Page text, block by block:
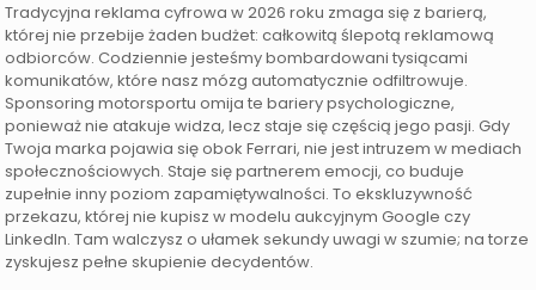
Tradycyjna reklama cyfrowa w 2026 roku zmaga się z barierą,
której nie przebije żaden budżet: całkowitą ślepotą reklamową
odbiorców. Codziennie jesteśmy bombardowani tysiącami
komunikatów, które nasz mózg automatycznie odfiltrowuje.
Sponsoring motorsportu omija te bariery psychologiczne,
ponieważ nie atakuje widza, lecz staje się częścią jego pasji. Gdy
Twoja marka pojawia się obok Ferrari, nie jest intruzem w mediach
społecznościowych. Staje się partnerem emocji, co buduje
zupełnie inny poziom zapamiętywalności. To ekskluzywność
przekazu, której nie kupisz w modelu aukcyjnym Google czy
LinkedIn. Tam walczysz o ułamek sekundy uwagi w szumie; na torze
zyskujesz pełne skupienie decydentów.